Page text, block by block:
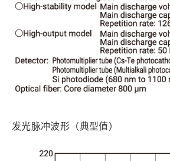
发光脉冲波形（典型值）